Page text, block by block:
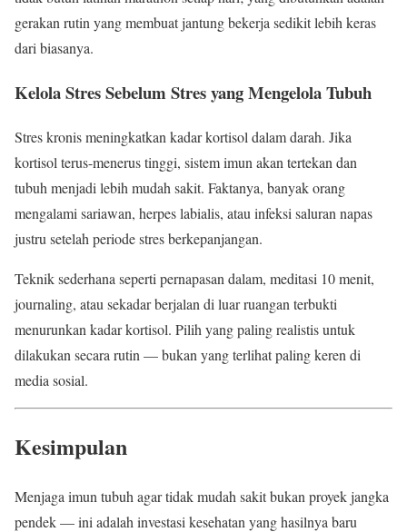
gerakan rutin yang membuat jantung bekerja sedikit lebih keras
dari biasanya.
Kelola Stres Sebelum Stres yang Mengelola Tubuh
Stres kronis meningkatkan kadar kortisol dalam darah. Jika
kortisol terus-menerus tinggi, sistem imun akan tertekan dan
tubuh menjadi lebih mudah sakit. Faktanya, banyak orang
mengalami sariawan, herpes labialis, atau infeksi saluran napas
justru setelah periode stres berkepanjangan.
Teknik sederhana seperti pernapasan dalam, meditasi 10 menit,
journaling, atau sekadar berjalan di luar ruangan terbukti
menurunkan kadar kortisol. Pilih yang paling realistis untuk
dilakukan secara rutin — bukan yang terlihat paling keren di
media sosial.
Kesimpulan
Menjaga imun tubuh agar tidak mudah sakit bukan proyek jangka
pendek — ini adalah investasi kesehatan yang hasilnya baru